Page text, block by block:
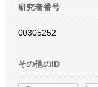
研究者番号
00305252
その他のID